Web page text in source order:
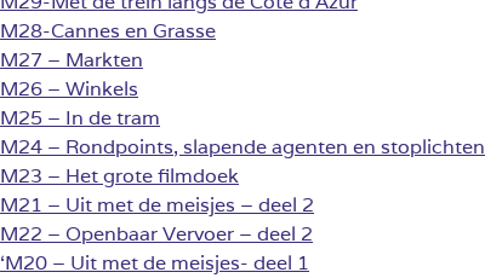
M28-Cannes en Grasse
M27 – Markten
M26 – Winkels
M25 – In de tram
M24 – Rondpoints, slapende agenten en stoplichten
M23 – Het grote filmdoek
M21 – Uit met de meisjes – deel 2
M22 – Openbaar Vervoer – deel 2
‘M20 – Uit met de meisjes- deel 1